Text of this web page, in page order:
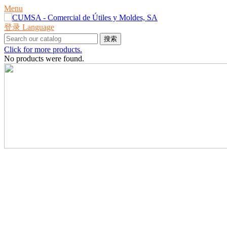
Menu
登录 Language
搜索
Click for more products.
No products were found.